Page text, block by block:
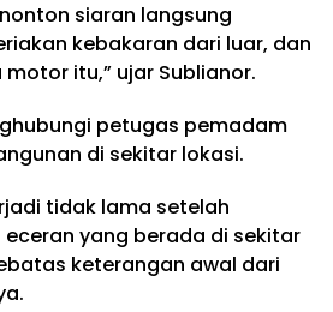
siaran langsung
kebakaran dari luar, dan
itu,” ujar Sublianor.
petugas pemadam
di sekitar lokasi.
tidak lama setelah
yang berada di sekitar
keterangan awal dari